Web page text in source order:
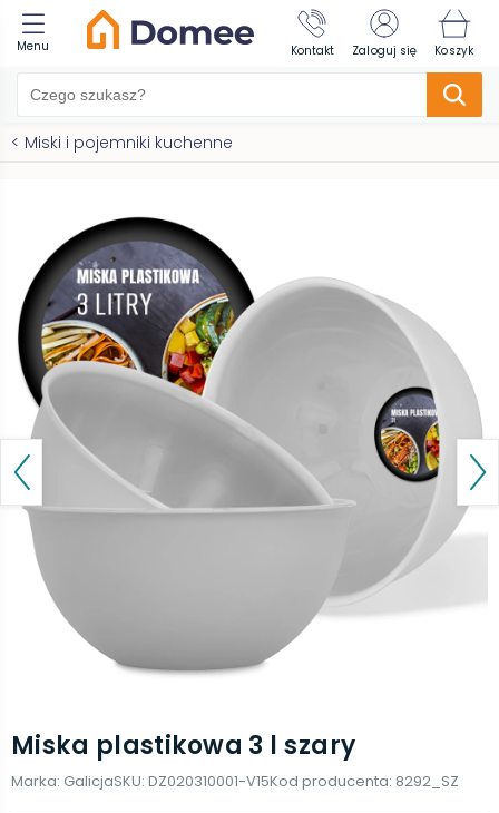
Menu Kontakt Zaloguj się Koszyk
< Miski i pojemniki kuchenne
Miska plastikowa 3 l szary
Marka: GalicjaSKU: DZ020310001-V15Kod producenta: 8292_SZ